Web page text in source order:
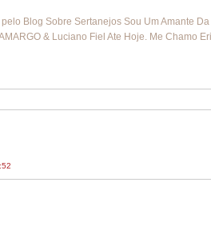
Blog Sobre Sertanejos Sou Um Amante
& Luciano Fiel Ate Hoje. Me Chamo